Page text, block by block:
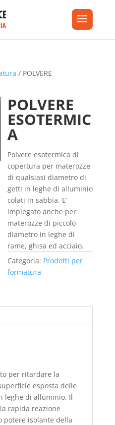
/ POLVERE
POLVERE
ESOTERMIC
A
Polvere esotermica di
copertura per materozze
di qualsiasi diametro di
getti in leghe di alluminio
colati in sabbia. E’
impiegato anche per
materozze di piccolo
diametro in leghe di
rame, ghisa ed acciaio.
Categoria: Prodotti per
formatura
per ritardare la
esposta delle
leghe di alluminio. Il
rapida reazione
potere isolante della